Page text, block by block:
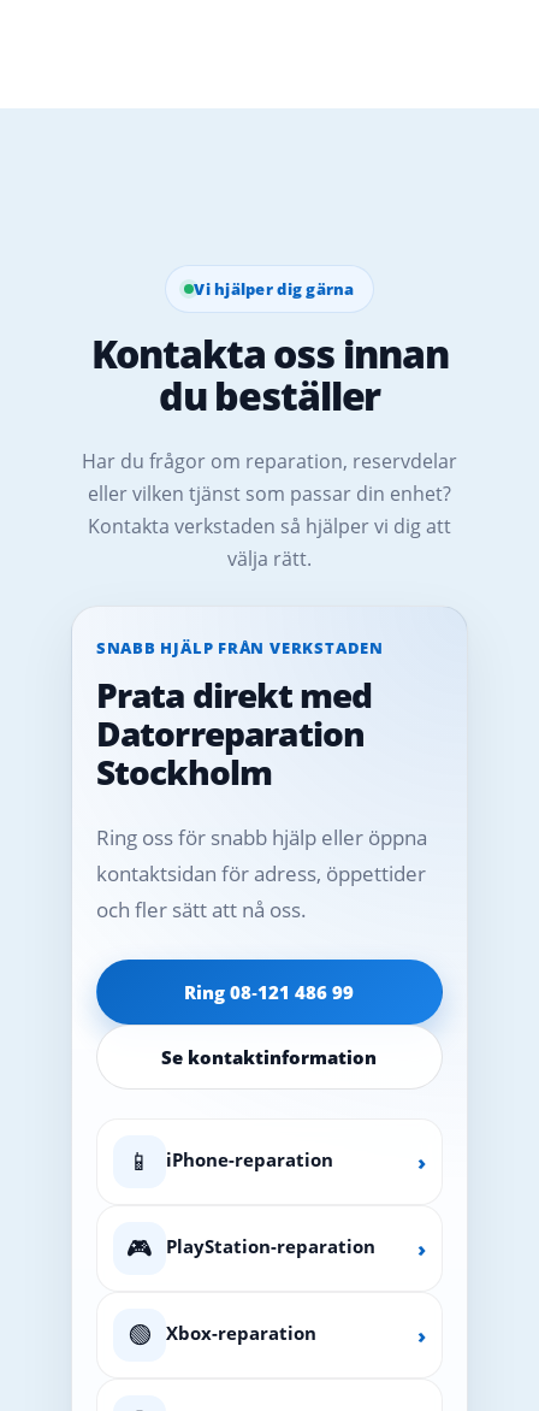
Vi hjälper dig gärna
Kontakta oss innan
du beställer
Har du frågor om reparation, reservdelar
eller vilken tjänst som passar din enhet?
Kontakta verkstaden så hjälper vi dig att
välja rätt.
SNABB HJÄLP FRÅN VERKSTADEN
Prata direkt med
Datorreparation
Stockholm
Ring oss för snabb hjälp eller öppna
kontaktsidan för adress, öppettider
och fler sätt att nå oss.
Ring 08‑121 486 99
Se kontaktinformation
📱 iPhone-reparation ›
🎮 PlayStation-reparation ›
🟢 Xbox-reparation ›